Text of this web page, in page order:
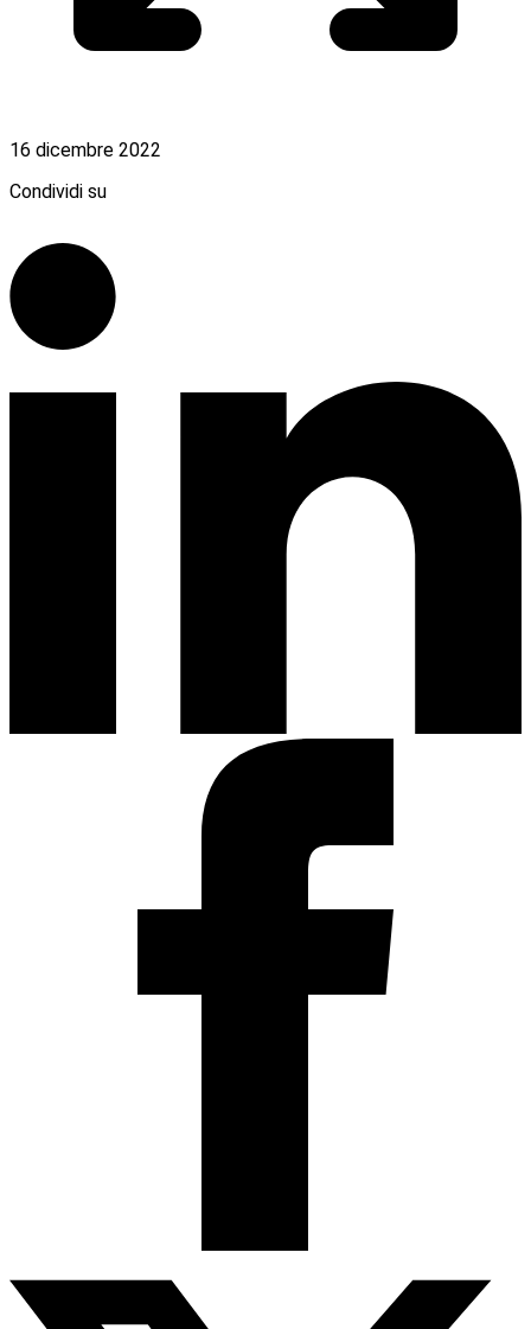
16 dicembre 2022
Condividi su